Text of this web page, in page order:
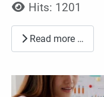
Hits: 1201
Read more …